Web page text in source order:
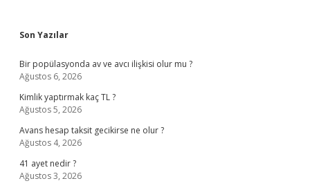
Sidebar
Son Yazılar
Bir popülasyonda av ve avcı ilişkisi olur mu ?
Ağustos 6, 2026
Kimlik yaptırmak kaç TL ?
Ağustos 5, 2026
Avans hesap taksit gecikirse ne olur ?
Ağustos 4, 2026
41 ayet nedir ?
Ağustos 3, 2026